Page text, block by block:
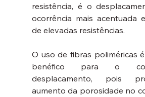
resistência, é o
ocorrência mais acentuada
de elevadas resistências.
O uso de fibras poliméricas
benéfico para o
desplacamento, pois
aumento da porosidade no